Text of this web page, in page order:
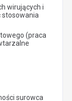
wirujących i
stosowania
(praca
surowca